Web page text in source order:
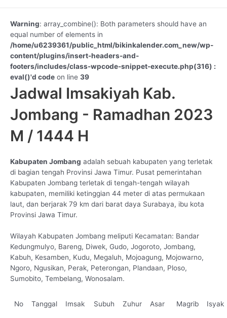
Warning: array_combine(): Both parameters should have an
equal number of elements in
/home/u6239361/public_html/bikinkalender.com_new/wp-
content/plugins/insert-headers-and-
footers/includes/class-wpcode-snippet-execute.php(316) :
eval()'d code on line 39
Jadwal Imsakiyah Kab.
Jombang - Ramadhan 2023
M / 1444 H
Kabupaten Jombang adalah sebuah kabupaten yang terletak
di bagian tengah Provinsi Jawa Timur. Pusat pemerintahan
Kabupaten Jombang terletak di tengah-tengah wilayah
kabupaten, memiliki ketinggian 44 meter di atas permukaan
laut, dan berjarak 79 km dari barat daya Surabaya, ibu kota
Provinsi Jawa Timur.
Wilayah Kabupaten Jombang meliputi Kecamatan: Bandar
Kedungmulyo, Bareng, Diwek, Gudo, Jogoroto, Jombang,
Kabuh, Kesamben, Kudu, Megaluh, Mojoagung, Mojowarno,
Ngoro, Ngusikan, Perak, Peterongan, Plandaan, Ploso,
Sumobito, Tembelang, Wonosalam.
No Tanggal Imsak Subuh Zuhur Asar Magrib Isyak